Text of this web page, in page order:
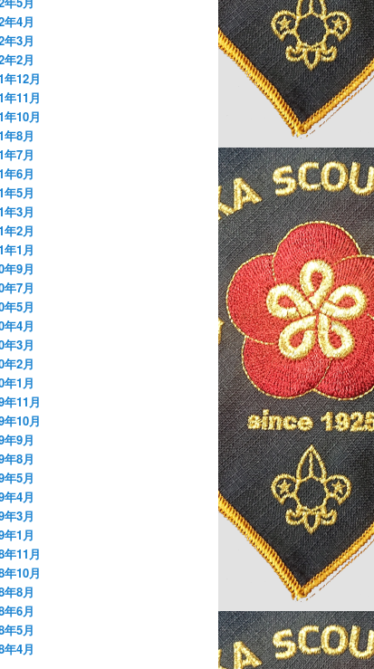
年4月
年3月
年2月
年12月
年11月
年10月
年8月
年7月
年6月
年5月
年3月
年2月
年1月
年9月
年7月
年5月
年4月
年3月
年2月
年1月
年11月
年10月
年9月
年8月
年5月
年4月
年3月
年1月
年11月
年10月
年8月
年6月
年5月
年4月